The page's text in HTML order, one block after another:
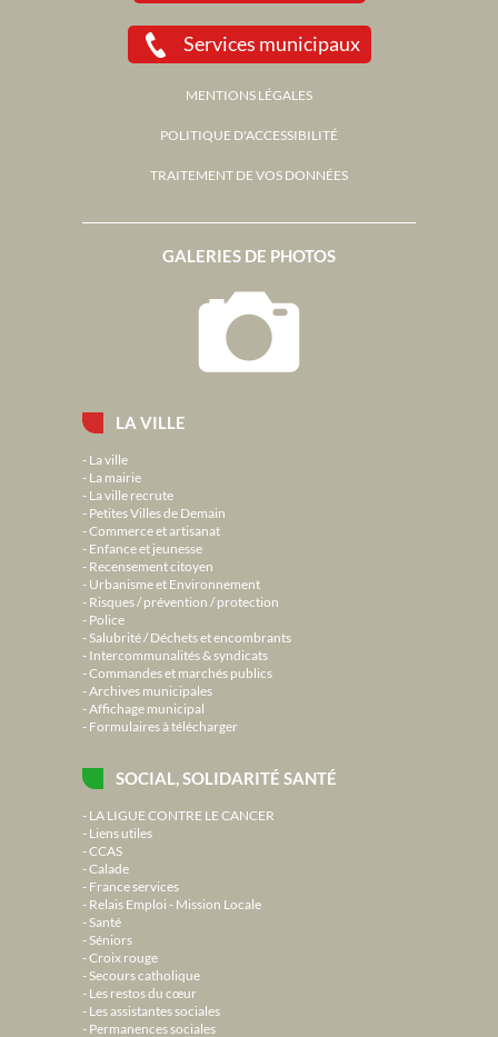
LA VILLE
La ville
La mairie
La ville recrute
Petites Villes de Demain
Commerce et artisanat
Enfance et jeunesse
Recensement citoyen
Urbanisme et Environnement
Risques / prévention / protection
Police
Salubrité / Déchets et encombrants
Intercommunalités & syndicats
Commandes et marchés publics
Archives municipales
Affichage municipal
Formulaires à télécharger
SOCIAL, SOLIDARITÉ SANTÉ
LA LIGUE CONTRE LE CANCER
Liens utiles
CCAS
Calade
France services
Relais Emploi - Mission Locale
Santé
Séniors
Croix rouge
Secours catholique
Les restos du cœur
Les assistantes sociales
Permanences sociales
GALERIES DE PHOTOS
Services municipaux
MENTIONS LÉGALES
POLITIQUE D'ACCESSIBILITÉ
TRAITEMENT DE VOS DONNÉES